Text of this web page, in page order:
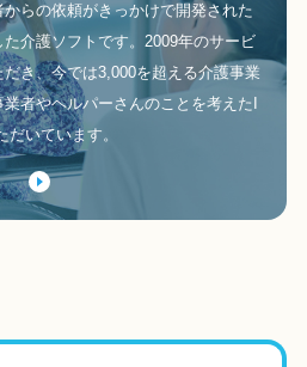
らの依頼がきっかけで開発された
介護ソフトです。2009年のサービ
き、今では3,000を超える介護事業
者やヘルパーさんのことを考えたI
いています。